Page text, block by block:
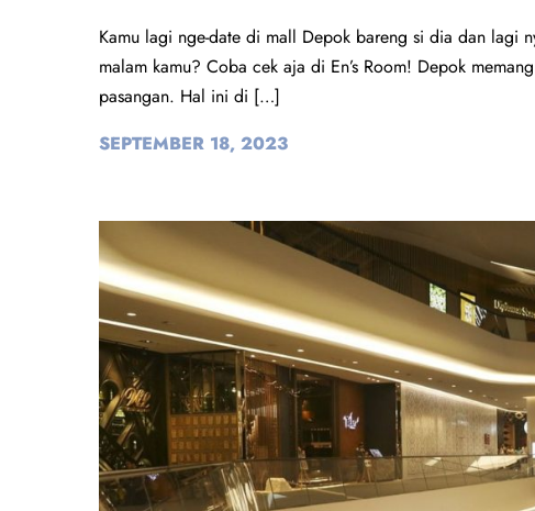
Kamu lagi nge-date di mall Depok bareng si dia dan lagi
malam kamu? Coba cek aja di En’s Room! Depok
pasangan. Hal ini di […]
SEPTEMBER 18, 2023